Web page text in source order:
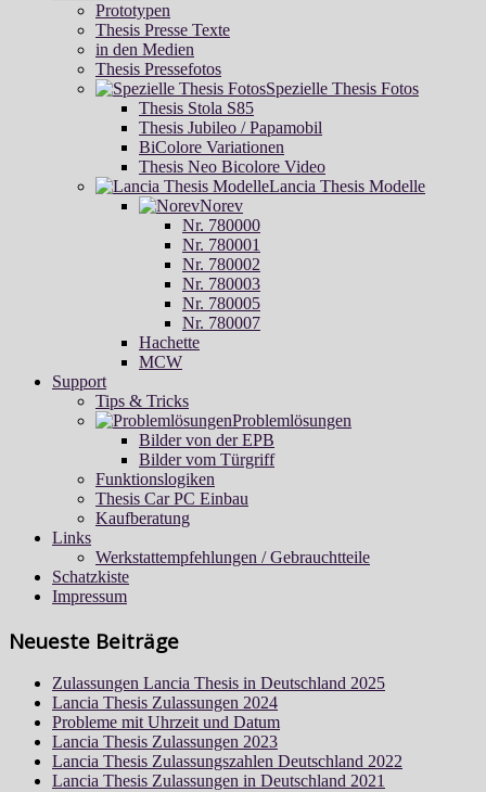
Prototypen
Thesis Presse Texte
in den Medien
Thesis Pressefotos
Spezielle Thesis Fotos
Thesis Stola S85
Thesis Jubileo / Papamobil
BiColore Variationen
Thesis Neo Bicolore Video
Lancia Thesis Modelle
Norev
Nr. 780000
Nr. 780001
Nr. 780002
Nr. 780003
Nr. 780005
Nr. 780007
Hachette
MCW
Support
Tips & Tricks
Problemlösungen
Bilder von der EPB
Bilder vom Türgriff
Funktionslogiken
Thesis Car PC Einbau
Kaufberatung
Links
Werkstattempfehlungen / Gebrauchtteile
Schatzkiste
Impressum
Neueste Beiträge
Zulassungen Lancia Thesis in Deutschland 2025
Lancia Thesis Zulassungen 2024
Probleme mit Uhrzeit und Datum
Lancia Thesis Zulassungen 2023
Lancia Thesis Zulassungszahlen Deutschland 2022
Lancia Thesis Zulassungen in Deutschland 2021